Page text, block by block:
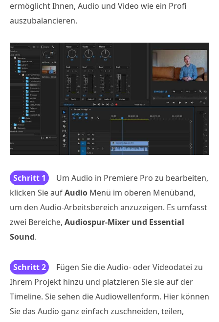
ermöglicht Ihnen, Audio und Video wie ein Profi
auszubalancieren.
Schritt 1
Um Audio in Premiere Pro zu bearbeiten,
klicken Sie aufAudio Menü im oberen Menüband,
um den Audio-Arbeitsbereich anzuzeigen. Es umfasst
zwei Bereiche, Audiospur-Mixer und Essential
Sound.
Schritt 2
Fügen Sie die Audio- oder Videodatei zu
Ihrem Projekt hinzu und platzieren Sie sie auf der
Timeline. Sie sehen die Audiowellenform. Hier können
Sie das Audio ganz einfach zuschneiden, teilen,